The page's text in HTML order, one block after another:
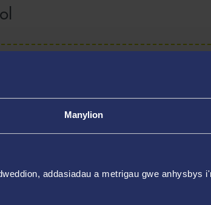
Manylion
addasiadau a metrigau gwe anhysbys